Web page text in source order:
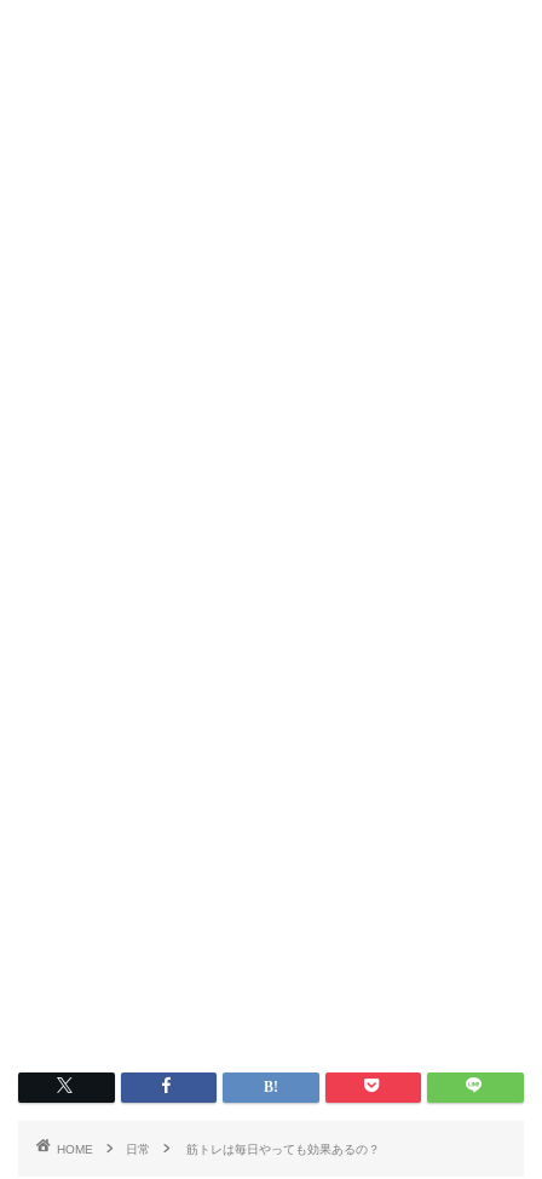
HOME 日常 筋トレは毎日やっても効果あるの？